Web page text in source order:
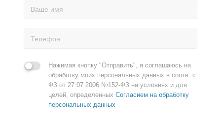
Нажимая кнопку "Отправить", я соглашаюсь на
обработку моих персональных данных в соотв. с
ФЗ от 27.07.2006 №152-ФЗ на условиях и для
целей, определенных Согласием на обработку
персональных данных